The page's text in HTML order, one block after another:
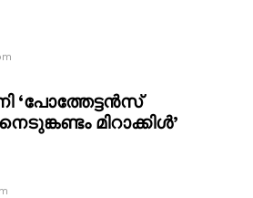
‘പോത്തേട്ടൻസ്
മിറാക്കിൾ’